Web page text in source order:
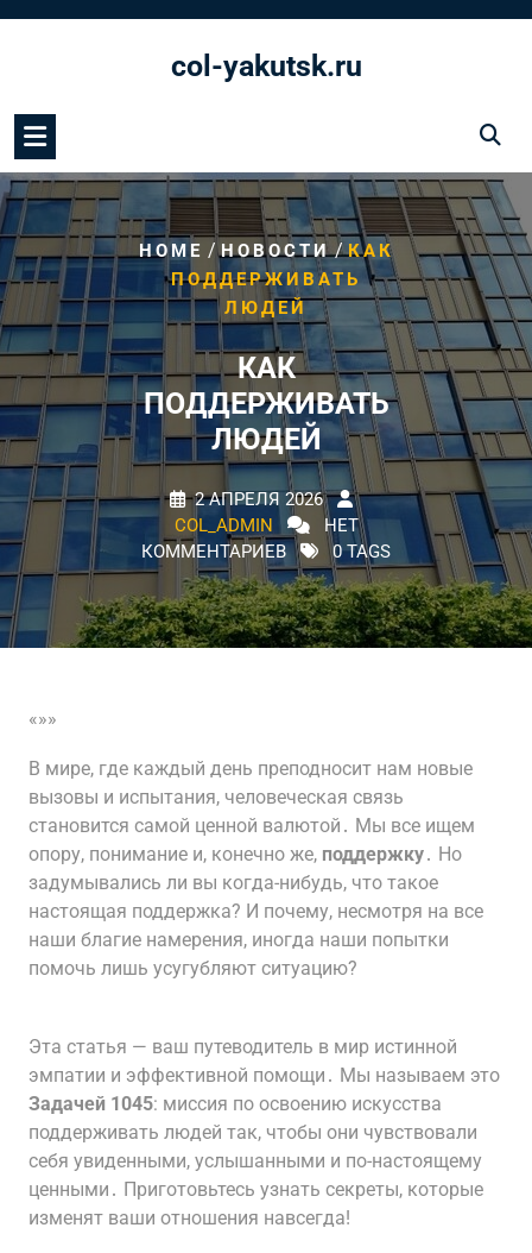
col-yakutsk.ru
HOME /НОВОСТИ/КАК
ПОДДЕРЖИВАТЬ
ЛЮДЕЙ
КАК
ПОДДЕРЖИВАТЬ
ЛЮДЕЙ
2 АПРЕЛЯ 2026
COL_ADMIN
НЕТ
КОММЕНТАРИЕВ
0 TAGS
«»»
В мире, где каждый день преподносит нам новые
вызовы и испытания, человеческая связь
становится самой ценной валютой․ Мы все ищем
опору, понимание и, конечно же, поддержку․ Но
задумывались ли вы когда-нибудь, что такое
настоящая поддержка? И почему, несмотря на все
наши благие намерения, иногда наши попытки
помочь лишь усугубляют ситуацию?
Эта статья — ваш путеводитель в мир истинной
эмпатии и эффективной помощи․ Мы называем это
Задачей 1045: миссия по освоению искусства
поддерживать людей так, чтобы они чувствовали
себя увиденными, услышанными и по-настоящему
ценными․ Приготовьтесь узнать секреты, которые
изменят ваши отношения навсегда!